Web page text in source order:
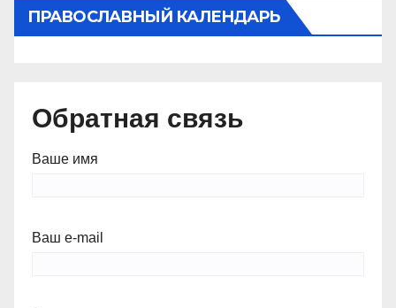
ПРАВОСЛАВНЫЙ КАЛЕНДАРЬ
Обратная связь
Ваше имя
Ваш e-mail